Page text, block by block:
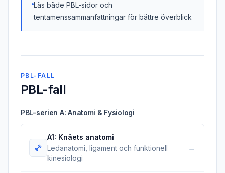
Läs både PBL-sidor och
tentamenssammanfattningar för bättre överblick
PBL-FALL
PBL-fall
PBL-serien A: Anatomi & Fysiologi
A1: Knäets anatomi
Ledanatomi, ligament och funktionell
kinesiologi
→